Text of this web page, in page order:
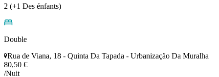
2 (+1 Des énfants)
Double
Rua de Viana, 18 - Quinta Da Tapada - Urbanização Da Muralha
80,50 €
/Nuit